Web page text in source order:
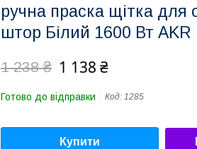
ручна праска щітка для
штор Білий 1600 Вт AKR
1 238 ₴ 1 138 ₴
Готово до відправки Код: 1285
Купити